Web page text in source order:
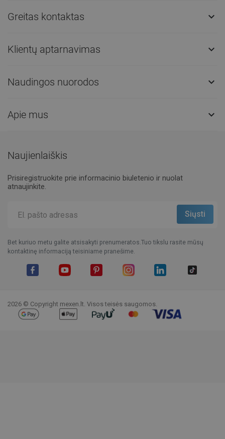
Greitas kontaktas 
Klientų aptarnavimas 
Naudingos nuorodos 
Apie mus 
Naujienlaiškis
Prisiregistruokite prie informacinio biuletenio ir nuolat
atnaujinkite.
Bet kuriuo metu galite atsisakyti prenumeratos.Tuo tikslu rasite mūsų
kontaktinę informaciją teisiniame pranešime.
2026 © Copyright mexen.lt. Visos teisės saugomos.